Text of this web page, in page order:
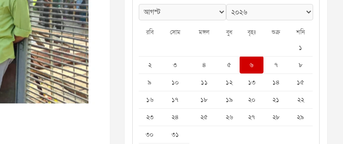
রবি সোম মঙ্গল বুধ বৃহঃ শুক্র শনি
১
২
৩ ৪ ৫ ৬ ৭
৮
৯
১০ ১১ ১২ ১৩ ১৪
১৫
১৬
১৭ ১৮ ১৯ ২০ ২১
২২
২৩
২৪ ২৫ ২৬ ২৭ ২৮
২৯
৩০
৩১